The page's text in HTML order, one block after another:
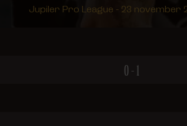
Jupiler Pro League - 23 november
0 - 1